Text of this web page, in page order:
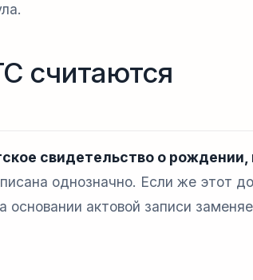
считаются
свидетельство о
однозначно. Если же этот
актовой записи